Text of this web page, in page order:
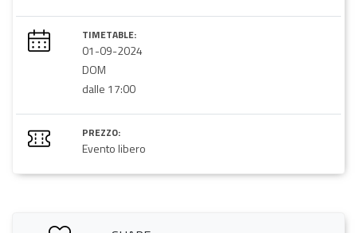
TIMETABLE:
01-09-2024
DOM
dalle 17:00
PREZZO:
Evento libero